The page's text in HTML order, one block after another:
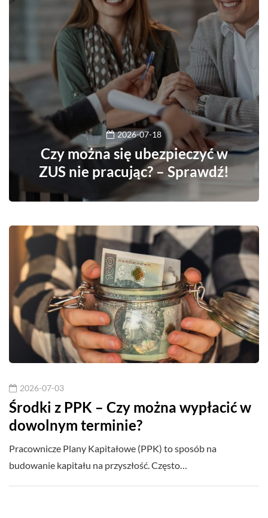
2026-07-18
Czy można się ubezpieczyć w
ZUS nie pracując? – Sprawdź!
2026-07-03
Środki z PPK – Czy można wypłacić w
dowolnym terminie?
Pracownicze Plany Kapitałowe (PPK) to sposób na
budowanie kapitału na przyszłość. Często…